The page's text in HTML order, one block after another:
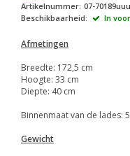
Artikelnummer: 07-
Beschikbaarheid:
In
Afmetingen
Breedte: 172,5 cm
Hoogte: 33 cm
Diepte: 40 cm
Binnenmaat van de lades:
Gewicht